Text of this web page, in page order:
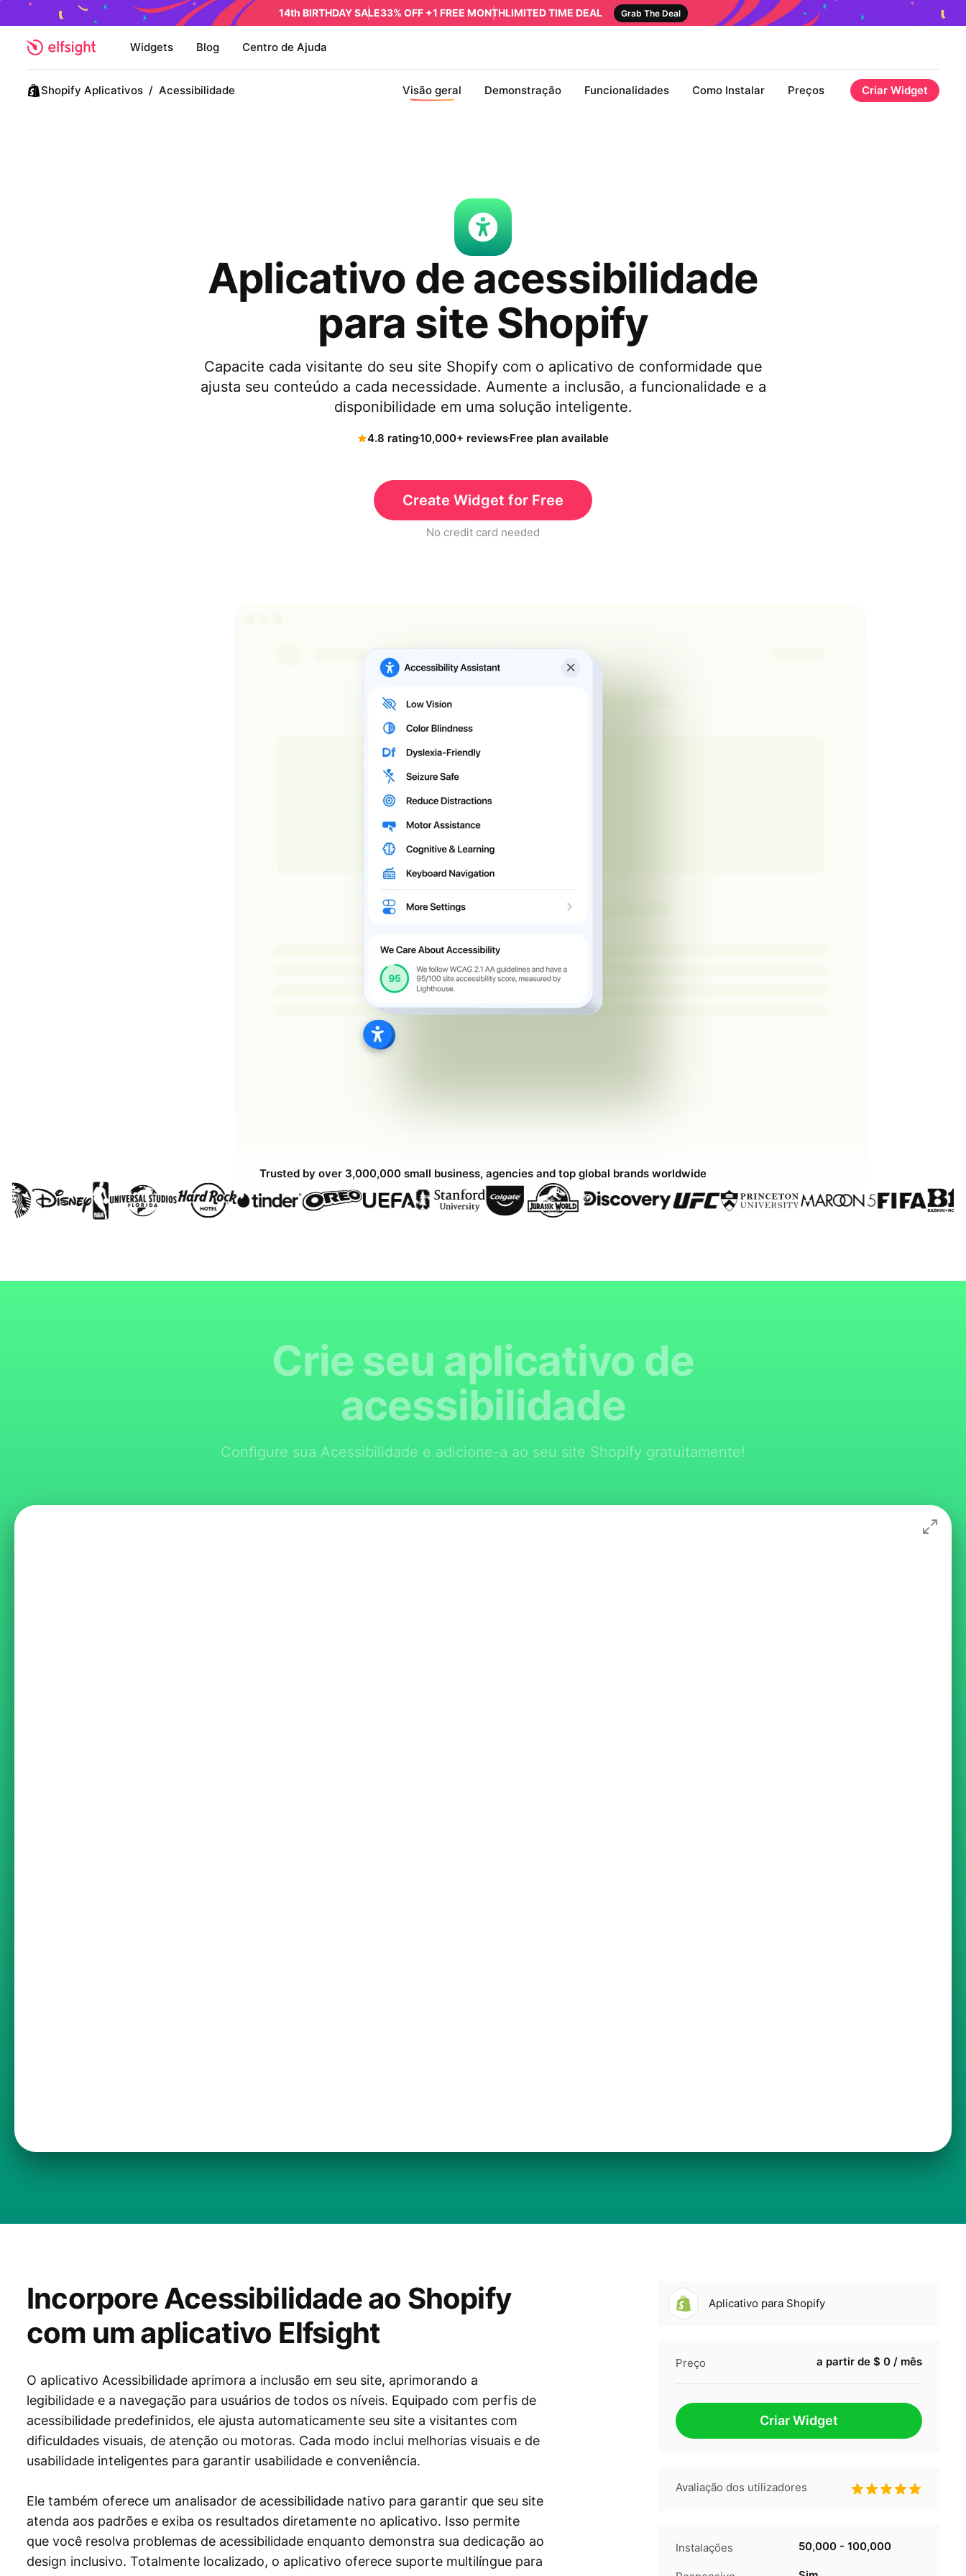
14th BIRTHDAY SALE33% OFF +1 FREE MONTHLIMITED TIME DEAL Grab The Deal
Widgets Blog Centro de Ajuda
Shopify Aplicativos / Acessibilidade Visão geral Demonstração Funcionalidades Como Instalar Preços Criar Widget
Aplicativo de acessibilidade
para site Shopify
Capacite cada visitante do seu site Shopify com o aplicativo de conformidade que
ajusta seu conteúdo a cada necessidade. Aumente a inclusão, a funcionalidade e a
disponibilidade em uma solução inteligente.
4.8 rating10,000+ reviewsFree plan available
Create Widget for Free
No credit card needed
Trusted by over 3,000,000 small business, agencies and top global brands worldwide
Crie seu aplicativo de
acessibilidade
Configure sua Acessibilidade e adicione-a ao seu site Shopify gratuitamente!
Incorpore Acessibilidade ao Shopify
com um aplicativo Elfsight
O aplicativo Acessibilidade aprimora a inclusão em seu site, aprimorando a
legibilidade e a navegação para usuários de todos os níveis. Equipado com perfis de
acessibilidade predefinidos, ele ajusta automaticamente seu site a visitantes com
dificuldades visuais, de atenção ou motoras. Cada modo inclui melhorias visuais e de
usabilidade inteligentes para garantir usabilidade e conveniência.
Ele também oferece um analisador de acessibilidade nativo para garantir que seu site
atenda aos padrões e exiba os resultados diretamente no aplicativo. Isso permite
que você resolva problemas de acessibilidade enquanto demonstra sua dedicação ao
design inclusivo. Totalmente localizado, o aplicativo oferece suporte multilíngue para
Aplicativo para Shopify
Preço a partir de $ 0 / mês
Criar Widget
Avaliação dos utilizadores
Instalações 50,000 - 100,000